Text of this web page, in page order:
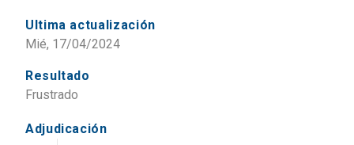
Ultima actualización
Mié, 17/04/2024
Resultado
Frustrado
Adjudicación